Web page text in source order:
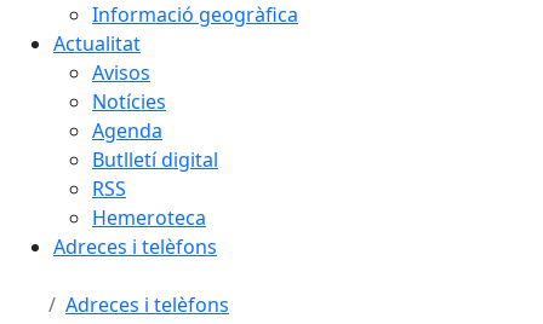
Informació geogràfica
Actualitat
Avisos
Notícies
Agenda
Butlletí digital
RSS
Hemeroteca
Adreces i telèfons
Adreces i telèfons